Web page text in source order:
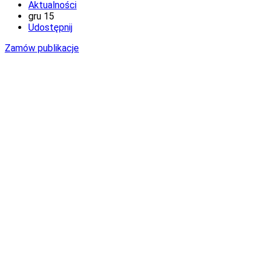
Aktualności
gru 15
Udostępnij
Zamów publikacje